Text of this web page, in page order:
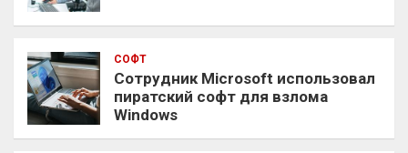
СОФТ
Сотрудник Microsoft использовал
пиратский софт для взлома
Windows